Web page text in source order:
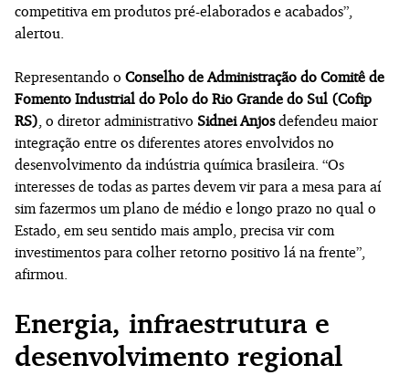
competitiva em produtos pré-elaborados e acabados”,
alertou.
Representando o Conselho de Administração do Comitê de
Fomento Industrial do Polo do Rio Grande do Sul (Cofip
RS), o diretor administrativo Sidnei Anjosdefendeu maior
integração entre os diferentes atores envolvidos no
desenvolvimento da indústria química brasileira. “Os
interesses de todas as partes devem vir para a mesa para aí
sim fazermos um plano de médio e longo prazo no qual o
Estado, em seu sentido mais amplo, precisa vir com
investimentos para colher retorno positivo lá na frente”,
afirmou.
Energia, infraestrutura e
desenvolvimento regional